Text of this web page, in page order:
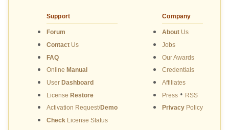
Support
Forum
ContactUs
FAQ
Online Manual
User Dashboard
License Restore
Activation Request/Demo
CheckLicense Status
Company
About Us
Jobs
Our Awards
Credentials
Affiliates
Press • RSS
Privacy Policy